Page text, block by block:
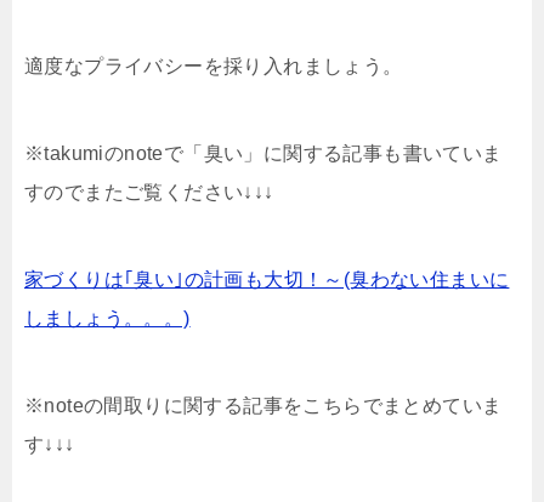
適度なプライバシーを採り入れましょう。
※takumiのnoteで「臭い」に関する記事も書いていま
すのでまたご覧ください↓↓↓
家づくりは｢臭い｣の計画も大切！～(臭わない住まいに
しましょう。。。)
※noteの間取りに関する記事をこちらでまとめていま
す↓↓↓